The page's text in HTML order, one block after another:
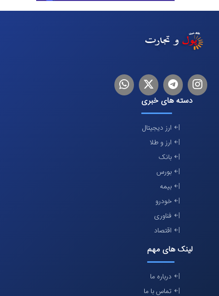
اینستاگرام
تلگرام توییترلینکدین
دسته های خبری
ارز دیجیتال
ارز و طلا
بانک
بورس
بیمه
خودرو
فناوری
اقتصاد
لینک های مهم
درباره ما
تماس با ما